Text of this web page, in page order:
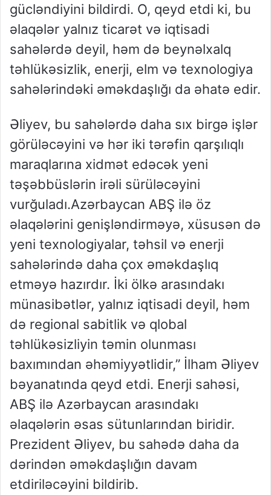
gücləndiyini bildirdi. O, qeyd etdi ki, bu
əlaqələr yalnız ticarət və iqtisadi
sahələrdə deyil, həm də beynəlxalq
təhlükəsizlik, enerji, elm və texnologiya
sahələrindəki əməkdaşlığı da əhatə edir.
Əliyev, bu sahələrdə daha sıx birgə işlər
görüləcəyini və hər iki tərəfin qarşılıqlı
maraqlarına xidmət edəcək yeni
təşəbbüslərin irəli sürüləcəyini
vurğuladı.Azərbaycan ABŞ ilə öz
əlaqələrini genişləndirməyə, xüsusən də
yeni texnologiyalar, təhsil və enerji
sahələrində daha çox əməkdaşlıq
etməyə hazırdır. İki ölkə arasındakı
münasibətlər, yalnız iqtisadi deyil, həm
də regional sabitlik və qlobal
təhlükəsizliyin təmin olunması
baxımından əhəmiyyətlidir,” İlham Əliyev
bəyanatında qeyd etdi. Enerji sahəsi,
ABŞ ilə Azərbaycan arasındakı
əlaqələrin əsas sütunlarından biridir.
Prezident Əliyev, bu sahədə daha da
dərindən əməkdaşlığın davam
etdiriləcəyini bildirib.